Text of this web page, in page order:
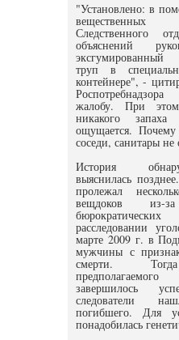
"Установлено: в
вещественных
Следственного
объяснений
труп в
контейнере", -
жалобу. При этом
никакого
ощущается.
соседи, санитары не
История
выяснилась
пролежал
вещдоков из-
расследовании
марте 2009 г. в
мужчины с
смерти.
завершилось
следователи
погибшего. Для
понадобилась